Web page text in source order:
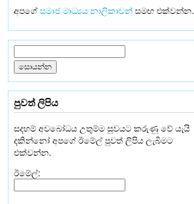
අපගේසමාජ මාධ්‍යය නාලිකාවන්සමඟ එක්වන්න.
පුවත් ලිපිය
සදහම් අවබෝධය උතුම්ම සුවයට කරුණු වේ යැයි
දකින්නෝ අපගේ ඊමේල් පුවත් ලිපිය ලැබීමට
එක්වන්න.
ඊමේල්: